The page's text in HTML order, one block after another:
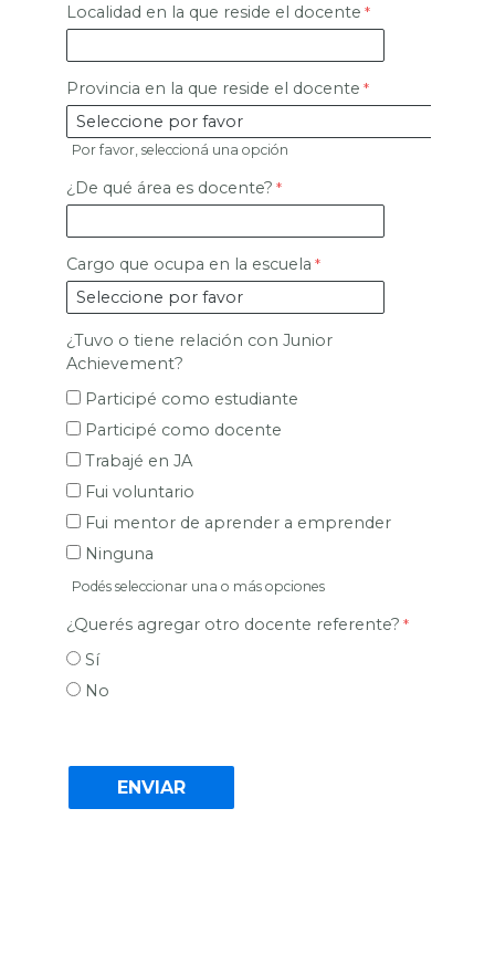
Localidad en la que reside el docente
Provincia en la que reside el docente
Por favor, seleccioná una opción
¿De qué área es docente?
Cargo que ocupa en la escuela
¿Tuvo o tiene relación con Junior
Achievement?
Participé como estudiante
Participé como docente
Trabajé en JA
Fui voluntario
Fui mentor de aprender a emprender
Ninguna
Podés seleccionar una o más opciones
¿Querés agregar otro docente referente?
Sí
No